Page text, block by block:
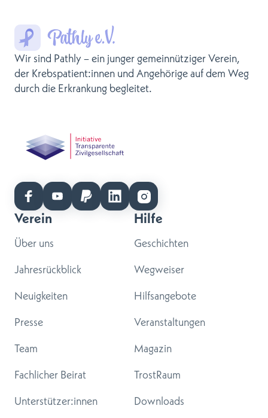
Wir sind Pathly – ein junger gemeinnütziger Verein,
der Krebspatient:innen und Angehörige auf dem Weg
durch die Erkrankung begleitet.
Verein
Über uns
Jahresrückblick
Neuigkeiten
Presse
Team
Fachlicher Beirat
Unterstützer:innen
Hilfe
Geschichten
Wegweiser
Hilfsangebote
Veranstaltungen
Magazin
TrostRaum
Downloads